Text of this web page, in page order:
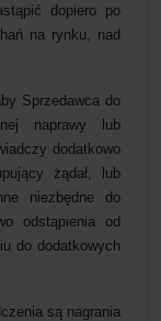
dopiero po
na rynku, nad
Sprzedawca do
naprawy lub
dodatkowo
żądał, lub
niezbędne do
odstąpienia od
do dodatkowych
są nagrania